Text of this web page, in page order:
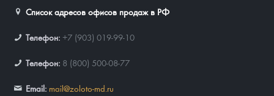
Золотая карманная галерея
Наборы подарочных и коллекционных монет
Монеты и жетоны из недрагоценных металлов
Список адресов офисов продаж в РФ
Телефон: +7 (903) 019-99-10
Телефон: 8 (800) 500-08-77
Email: mail@zoloto-md.ru